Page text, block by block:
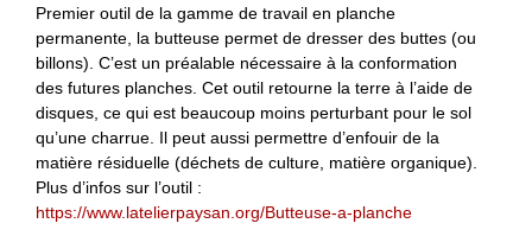
Premier outil de la gamme de travail en planche
permanente, la butteuse permet de dresser des buttes (ou
billons). C’est un préalable nécessaire à la conformation
des futures planches. Cet outil retourne la terre à l’aide de
disques, ce qui est beaucoup moins perturbant pour le sol
qu’une charrue. Il peut aussi permettre d’enfouir de la
matière résiduelle (déchets de culture, matière organique).
Plus d’infos sur l’outil :
https://www.latelierpaysan.org/Butteuse-a-planche